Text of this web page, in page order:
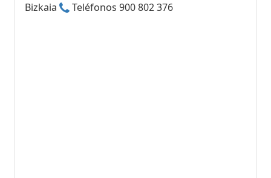
Bizkaia
Teléfonos 900 802 376